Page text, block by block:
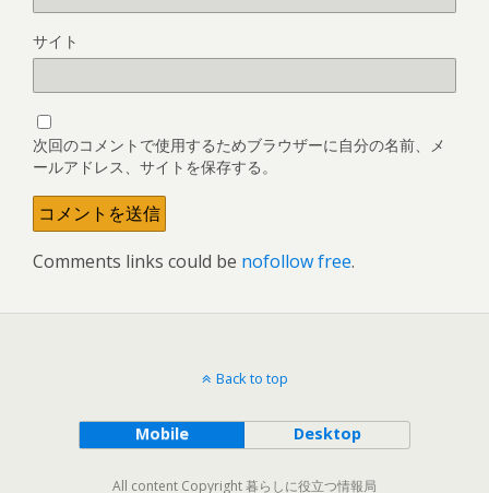
サイト
次回のコメントで使用するためブラウザーに自分の名前、メ
ールアドレス、サイトを保存する。
Comments links could be nofollow free.
Back to top
Mobile Desktop
All content Copyright 暮らしに役立つ情報局